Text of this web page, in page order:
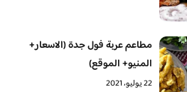
مطاعم عربة فول جدة (الاسعار+
المنيو+ الموقع)
22 يوليو، 2021